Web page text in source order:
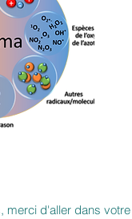
d'aller dans